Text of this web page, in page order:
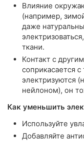
Влияние
(например,
даже
ткани.
Контакт с
соприкасается
электризуются
нейлоном), он
Как уменьшить
Используйте
Добавляйте